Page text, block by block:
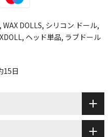
WAX DOLLS シリコン ドール
ヘッド単品 ラブドール
15日